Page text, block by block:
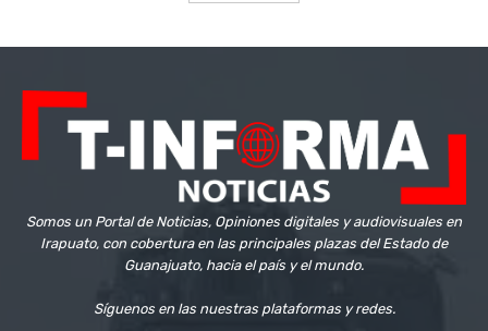
Somos un Portal de Noticias, Opiniones digitales y audiovisuales en
Irapuato, con cobertura en las principales plazas del Estado de
Guanajuato, hacia el país y el mundo.
Síguenos en las nuestras plataformas y redes.